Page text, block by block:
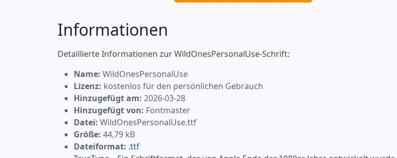
Informationen
Detaillierte Informationen zur WildOnesPersonalUse-Schrift:
Name: WildOnesPersonalUse
Lizenz: kostenlos für den persönlichen Gebrauch
Hinzugefügt am: 2026-03-28
Hinzugefügt von: Fontmaster
Datei: WildOnesPersonalUse.ttf
Größe: 44,79 kB
Dateiformat: .ttf